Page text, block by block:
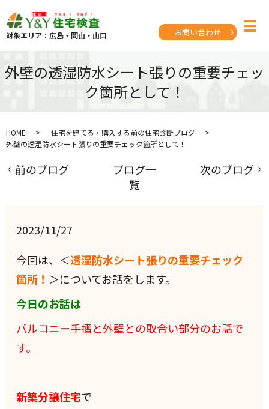
対象エリア：広島・岡山・山口 お問い合わせ
外壁の透湿防水シート張りの重要チェッ
ク箇所として！
HOME
住宅を建てる・購入する前の住宅診断ブログ
外壁の透湿防水シート張りの重要チェック箇所として！
前のブログ
ブログ一
覧
次のブログ
2023/11/27
今回は、＜透湿防水シート張りの重要チェック
箇所！ ＞についてお話をします。
今日のお話は
バルコニー手摺と外壁との取合い部分のお話で
す。
新築分譲住宅で